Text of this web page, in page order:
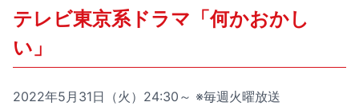
テレビ東京系ドラマ「何かおかし
い」
2022年5月31日（火）24:30～ ※毎週火曜放送